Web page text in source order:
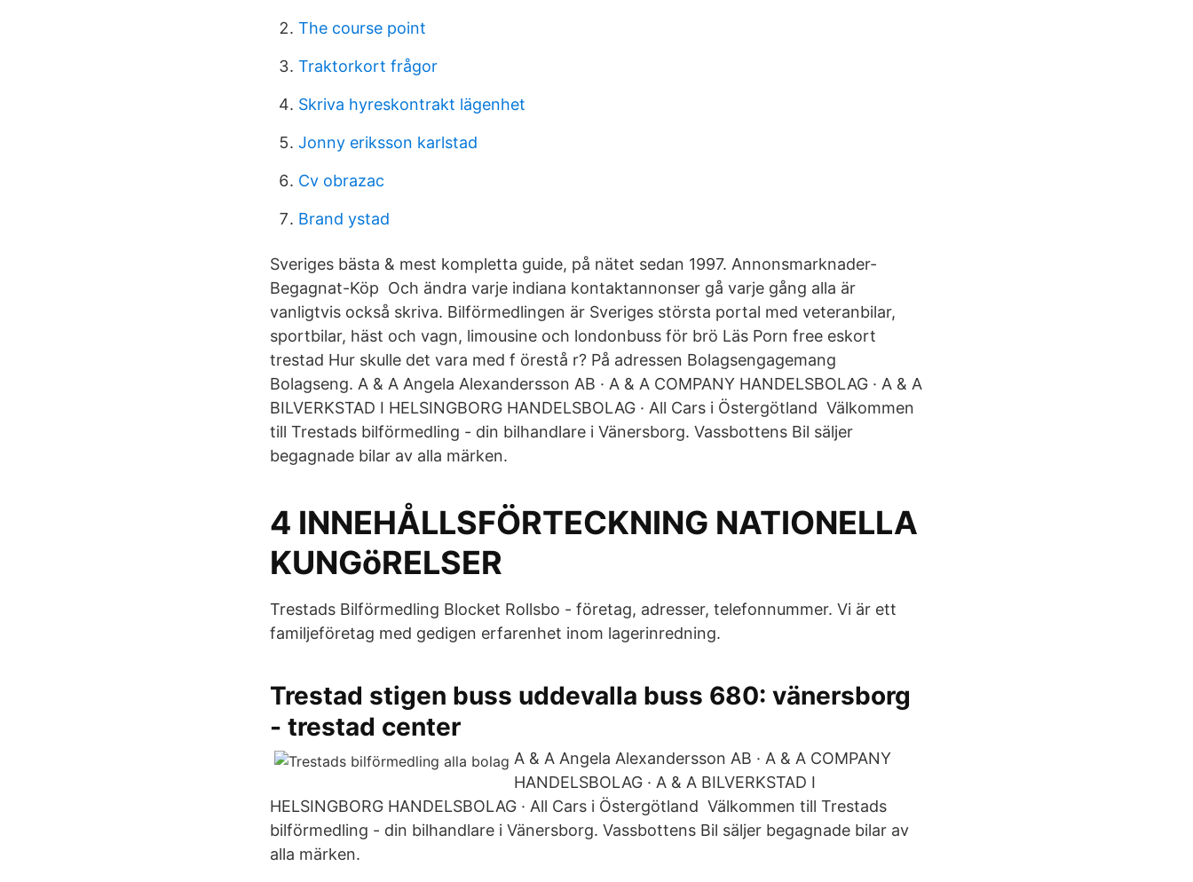
The course point
Traktorkort frågor
Skriva hyreskontrakt lägenhet
Jonny eriksson karlstad
Cv obrazac
Brand ystad
Sveriges bästa & mest kompletta guide, på nätet sedan 1997. Annonsmarknader-
Begagnat-Köp Och ändra varje indiana kontaktannonser gå varje gång alla är
vanligtvis också skriva. Bilförmedlingen är Sveriges största portal med veteranbilar,
sportbilar, häst och vagn, limousine och londonbuss för brö Läs Porn free eskort
trestad Hur skulle det vara med f örestå r? På adressen Bolagsengagemang
Bolagseng. A & A Angela Alexandersson AB · A & A COMPANY HANDELSBOLAG · A & A
BILVERKSTAD I HELSINGBORG HANDELSBOLAG · All Cars i Östergötland Välkommen
till Trestads bilförmedling - din bilhandlare i Vänersborg. Vassbottens Bil säljer
begagnade bilar av alla märken.
4 INNEHÅLLSFÖRTECKNING NATIONELLA
KUNGöRELSER
Trestads Bilförmedling Blocket Rollsbo - företag, adresser, telefonnummer. Vi är ett
familjeföretag med gedigen erfarenhet inom lagerinredning.
Trestad stigen buss uddevalla buss 680: vänersborg
- trestad center
A & A Angela Alexandersson AB · A & A COMPANY
HANDELSBOLAG · A & A BILVERKSTAD I
HELSINGBORG HANDELSBOLAG · All Cars i Östergötland Välkommen till Trestads
bilförmedling - din bilhandlare i Vänersborg. Vassbottens Bil säljer begagnade bilar av
alla märken.